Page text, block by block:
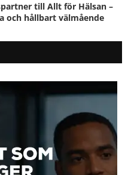
till Allt för Hälsan –
och hållbart välmående